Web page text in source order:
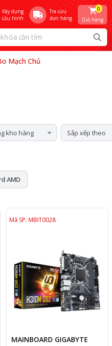
Xây dựng
cấu hình
Tra cứu
đơn hàng
Giỏ hàng
0
Mạch Chủ
kho hàng Sắp xếp theo
AMD
Mã SP: MBIT0028
MAINBOARD GIGABYTE